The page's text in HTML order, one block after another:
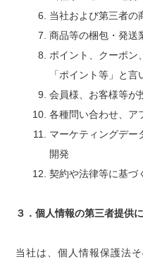
当社および第三者の
商品等の梱包・発送
ポイント、クーポン
「ポイント等」と
会員様、お客様等が
各種問い合わせ、ア
マーケティングデー
開発
契約や法律等に基づ
３．個人情報の第三者提供
当社は、個人情報保護法